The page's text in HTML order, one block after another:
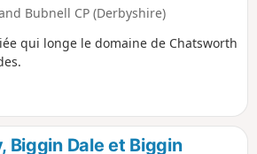
Bubnell CP (Derbyshire)
qui longe le domaine de Chatsworth
Biggin Dale et Biggin